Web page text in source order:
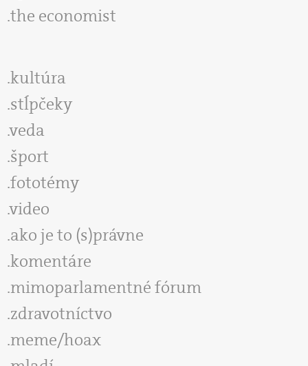
the economist
kultúra
stĺpčeky
veda
šport
fototémy
video
ako je to (s)právne
komentáre
mimoparlamentné fórum
zdravotníctvo
meme/hoax